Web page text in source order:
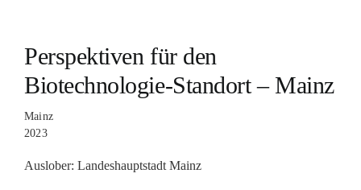
Perspektiven für den
Biotechnologie-Standort – Mainz
Mainz
2023
Auslober: Landeshauptstadt Mainz